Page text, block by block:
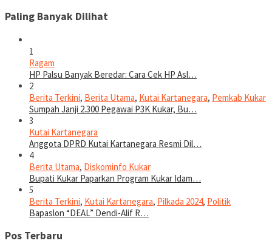
Paling Banyak Dilihat
1
Ragam
HP Palsu Banyak Beredar: Cara Cek HP Asl…
2
Berita Terkini, Berita Utama, Kutai Kartanegara, Pemkab Kukar
Sumpah Janji 2.300 Pegawai P3K Kukar, Bu…
3
Kutai Kartanegara
Anggota DPRD Kutai Kartanegara Resmi Dil…
4
Berita Utama, Diskominfo Kukar
Bupati Kukar Paparkan Program Kukar Idam…
5
Berita Terkini, Kutai Kartanegara, Pilkada 2024, Politik
Bapaslon “DEAL” Dendi-Alif R…
Pos Terbaru